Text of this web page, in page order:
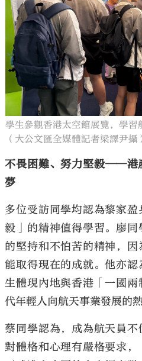
學生參觀香港太空館展覽，學習
（大公文匯全媒體記者梁譯尹攝
不畏困難、努力堅毅——港
夢
多位受訪同學均認為黎家
毅」的精神值得學習。廖
的堅持和不怕苦的精神，
能取得現在的成就。他亦
生體現內地與香港「一國
代年輕人向航天事業發展的熱
蔡同學認為，成為航天員
對體格和心理有嚴格要求